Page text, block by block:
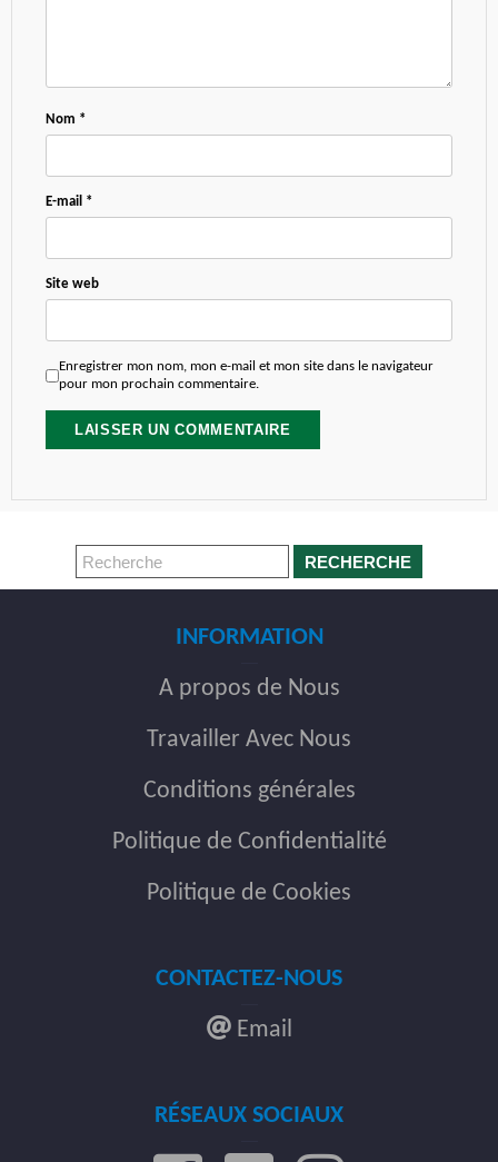
Nom *
E-mail *
Site web
Enregistrer mon nom, mon e-mail et mon site dans le navigateur
pour mon prochain commentaire.
RECHERCHE
INFORMATION
A propos de Nous
Travailler Avec Nous
Conditions générales
Politique de Confidentialité
Politique de Cookies
CONTACTEZ-NOUS
Email
RÉSEAUX SOCIAUX